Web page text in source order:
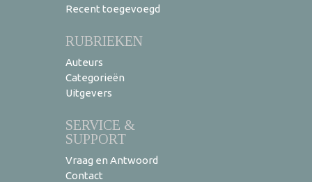
Recent toegevoegd
RUBRIEKEN
Auteurs
Categorieën
Uitgevers
SERVICE &
SUPPORT
Vraag en Antwoord
Contact